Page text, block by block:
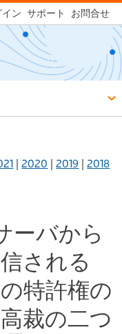
イン サポート お問合せ
|2020 |2019 |2018
ーバから
される
特許権の
裁の二つ